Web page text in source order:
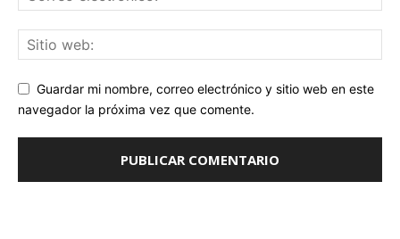
Guardar mi nombre, correo electrónico y sitio web en este
navegador la próxima vez que comente.